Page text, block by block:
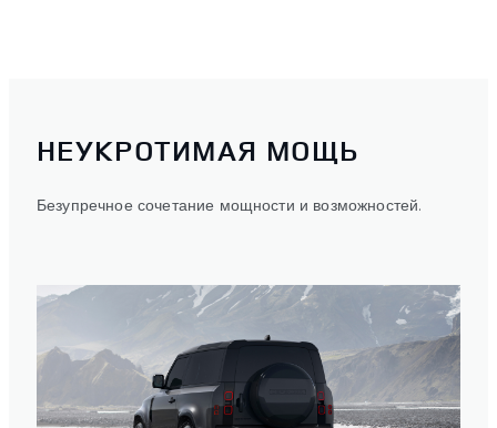
НЕУКРОТИМАЯ МОЩЬ
Безупречное сочетание мощности и возможностей.